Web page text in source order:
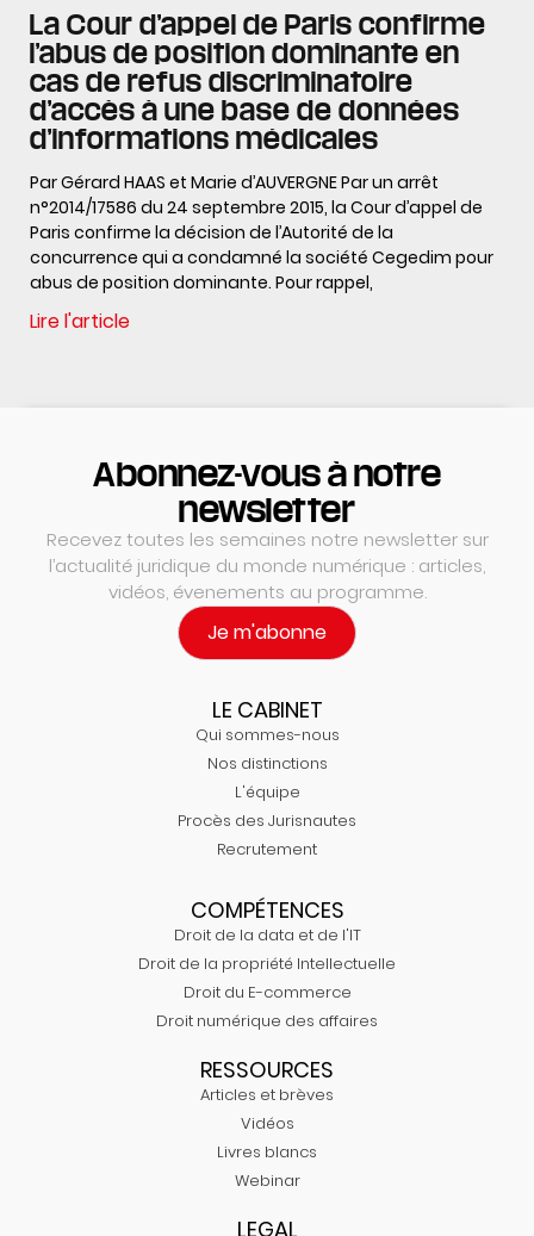
La Cour d’appel de Paris confirme
l’abus de position dominante en
cas de refus discriminatoire
d’accès à une base de données
d’informations médicales
Par Gérard HAAS et Marie d’AUVERGNE Par un arrêt
n°2014/17586 du 24 septembre 2015, la Cour d’appel de
Paris confirme la décision de l’Autorité de la
concurrence qui a condamné la société Cegedim pour
abus de position dominante. Pour rappel,
Lire l'article
Abonnez-vous à notre
newsletter
Recevez toutes les semaines notre newsletter sur
l’actualité juridique du monde numérique : articles,
vidéos, évenements au programme.
Je m'abonne
LE CABINET
Qui sommes-nous
Nos distinctions
L'équipe
Procès des Jurisnautes
Recrutement
COMPÉTENCES
Droit de la data et de l'IT
Droit de la propriété Intellectuelle
Droit du E-commerce
Droit numérique des affaires
RESSOURCES
Articles et brèves
Vidéos
Livres blancs
Webinar
LEGAL